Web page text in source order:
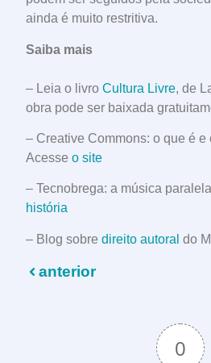
ainda é muito restritiva.
Saiba mais
– Leia o livro Cultura Livre, de
obra pode ser baixada
– Creative Commons: o que é e
Acesse o site
– Tecnobrega: a música
história
– Blog sobre direito autoral do
anterior
0